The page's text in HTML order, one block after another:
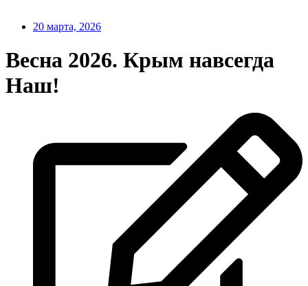
20 марта, 2026
Весна 2026. Крым навсегда
Наш!